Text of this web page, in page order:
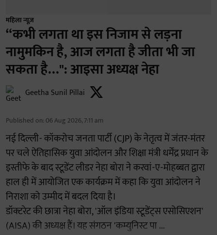
महिला न्यूज़
“कभी लगता था इस निजाम से लड़ना
नामुमकिन है, आज लगता है जीता भी जा
सकता है…": आइसा अध्यक्ष नेहा
Geetha Sunil Pillai
Published on: 06 Aug 2026, 7:11 am
नई दिल्ली- कॉकरोच जनता पार्टी (CJP) के नेतृत्व में जंतर-मंतर
पर चले ऐतिहासिक युवा आंदोलन और शिक्षा मंत्री धर्मेंद्र प्रधान के
इस्तीफे के बाद स्टूडेंट लीडर नेहा बोरा ने करवां-ए-मोहब्बत द्वारा
हाल ही में आयोजित एक कार्यक्रम में कहा कि युवा आंदोलन ने
निराशा को उम्मीद में बदल दिया है।
डॉक्टरेट की छात्रा नेहा बोरा, 'ऑल इंडिया स्टूडेंट्स एसोसिएशन'
(AISA) की अध्यक्ष हैं। यह संगठन 'कम्युनिस्ट पा ...